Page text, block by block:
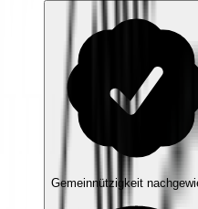
Gemeinnützigkeit